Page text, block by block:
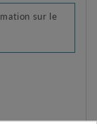
sur le